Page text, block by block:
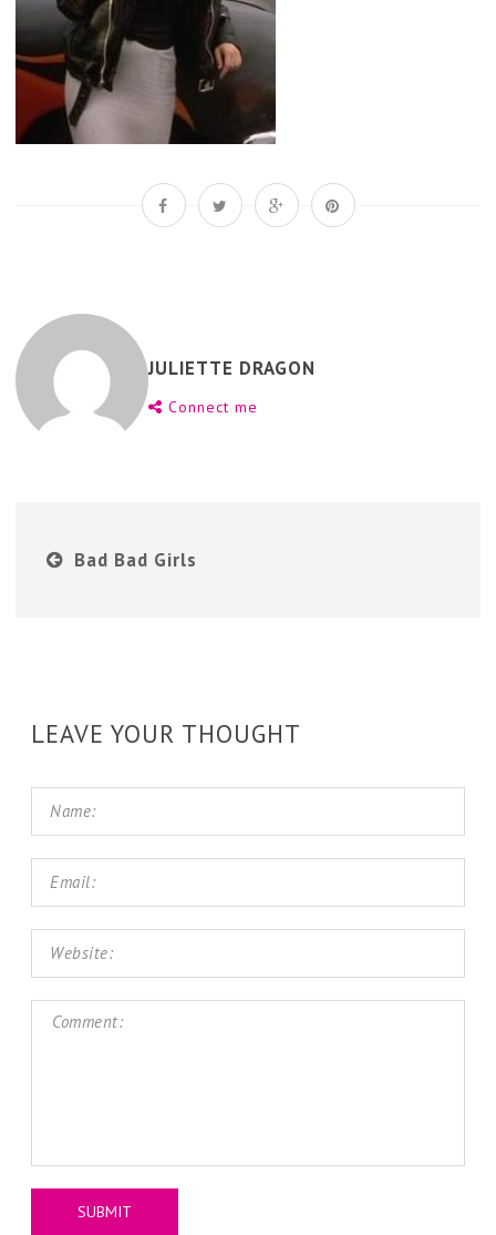
JULIETTE DRAGON
Connect me
Bad Bad Girls
LEAVE YOUR THOUGHT